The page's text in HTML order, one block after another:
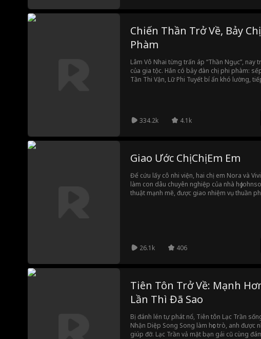
Chiến Thần Trở Về, Bảy
Phàm
Lâm Vô Nhai từng trấn áp “Thần Ngục”, nay
của gia tộc. Hắn có bảy đàn chị phi phàm:
Tần Thi Vận, Lữ Phi Tuyết bí ẩn khó lường,
Vô Nhai quét sạch các thế lực, chống lại kẻ
hé lộ thân thế.
334.2k 4.1k
Giao Ước Chị Chị Em Em
Để cứu lấy cô nhi viện, hai chị em Nora và
làm con dâu chuyên nghiệp của nhà họ
thuật mạnh mẽ, được giao nhiệm vụ thuần
26.1k
406
Tiên Tôn Trở Về: Mạnh
Lần Thì Đã Sao
Bị đánh lén tự phát nổ, Tiên tôn Lạc Trần
Nhận Diệp Song Song làm học trò, anh được
giúp đỡ. Lạc Trần vả mặt bạn gái cũ cùng